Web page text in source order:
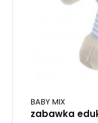
BABY MIX
zabawka